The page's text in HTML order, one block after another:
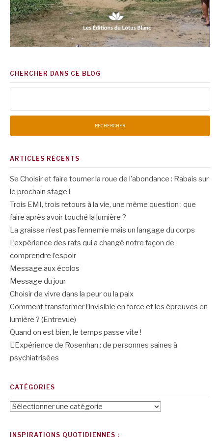
CHERCHER DANS CE BLOG
ARTICLES RÉCENTS
Se Choisir et faire tourner la roue de l’abondance : Rabais sur
le prochain stage !
Trois EMI, trois retours à la vie, une même question : que
faire après avoir touché la lumière ?
La graisse n’est pas l’ennemie mais un langage du corps
L’expérience des rats qui a changé notre façon de
comprendre l’espoir
Message aux écolos
Message du jour
Choisir de vivre dans la peur ou la paix
Comment transformer l’invisible en force et les épreuves en
lumière ? (Entrevue)
Quand on est bien, le temps passe vite !
L’Expérience de Rosenhan : de personnes saines à
psychiatrisées
CATÉGORIES
Catégories
INSPIRATIONS QUOTIDIENNES :